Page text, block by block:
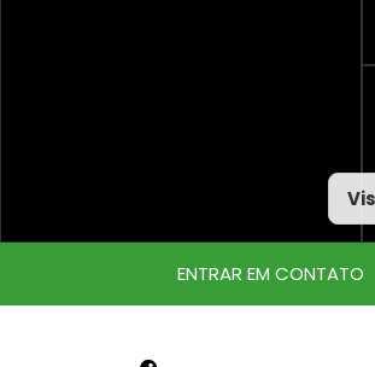
ENTRAR EM CONTATO